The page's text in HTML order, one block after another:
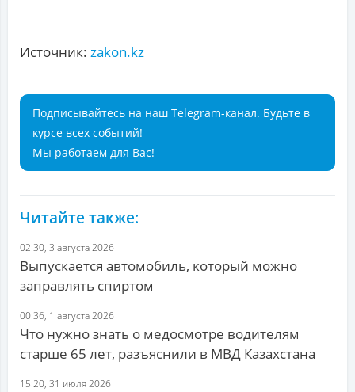
Источник: zakon.kz
Подписывайтесь на наш Telegram-канал. Будьте в
курсе всех событий!
Мы работаем для Вас!
Читайте также:
02:30, 3 августа 2026
Выпускается автомобиль, который можно
заправлять спиртом
00:36, 1 августа 2026
Что нужно знать о медосмотре водителям
старше 65 лет, разъяснили в МВД Казахстана
15:20, 31 июля 2026